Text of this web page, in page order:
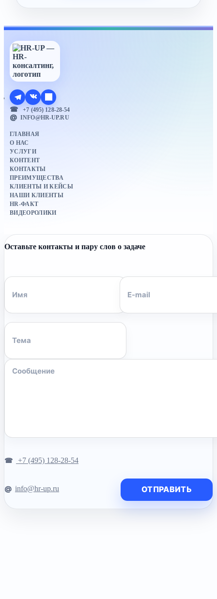
+7 (495) 128-28-54
INFO@HR-UP.RU
ГЛАВНАЯ
О НАС
УСЛУГИ
КОНТЕНТ
КОНТАКТЫ
ПРЕИМУЩЕСТВА
КЛИЕНТЫ И КЕЙСЫ
НАШИ КЛИЕНТЫ
HR-ФАКТ
ВИДЕОРОЛИКИ
+7 (495) 128-28-54
info@hr-up.ru ОТПРАВИТЬ